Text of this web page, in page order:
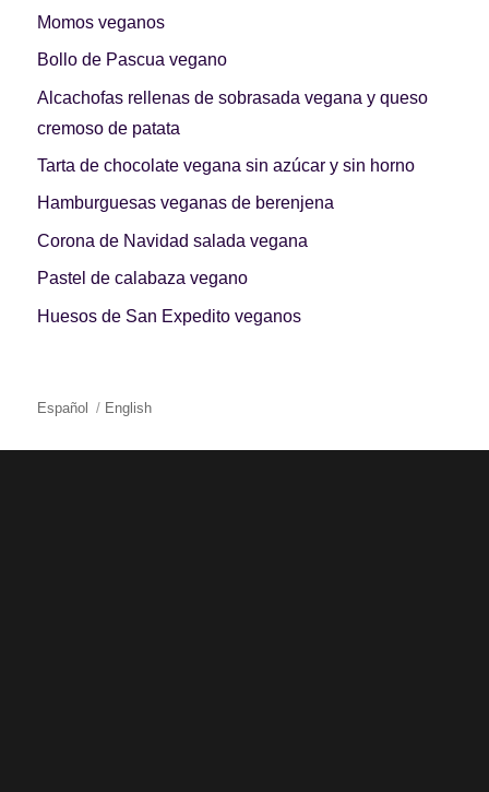
Momos veganos
Bollo de Pascua vegano
Alcachofas rellenas de sobrasada vegana y queso
cremoso de patata
Tarta de chocolate vegana sin azúcar y sin horno
Hamburguesas veganas de berenjena
Corona de Navidad salada vegana
Pastel de calabaza vegano
Huesos de San Expedito veganos
Español English